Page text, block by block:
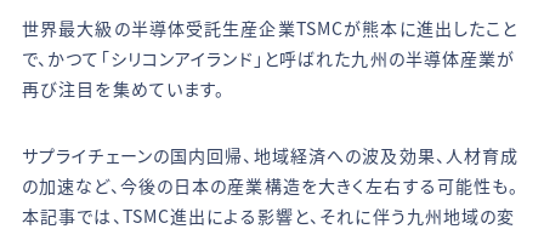
世界最大級の半導体受託生産企業TSMCが熊本に進出したこと
で、かつて「シリコンアイランド」と呼ばれた九州の半導体産業が
再び注目を集めています。
サプライチェーンの国内回帰、地域経済への波及効果、人材育成
の加速など、今後の日本の産業構造を大きく左右する可能性も。
本記事では、TSMC進出による影響と、それに伴う九州地域の変